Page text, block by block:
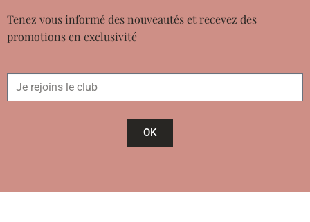
Tenez vous informé des nouveautés et recevez des
promotions en exclusivité
OK